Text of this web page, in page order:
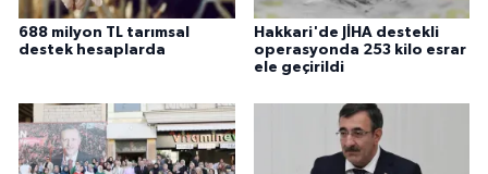
688 milyon TL tarımsal
destek hesaplarda
Hakkari'de JİHA destekli
operasyonda 253 kilo esrar
ele geçirildi